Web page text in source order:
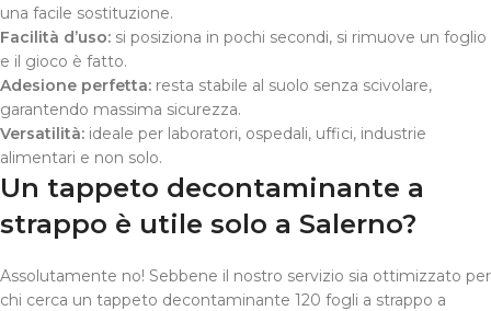
una facile sostituzione.
Facilità d’uso: si posiziona in pochi secondi, si rimuove un foglio
e il gioco è fatto.
Adesione perfetta: resta stabile al suolo senza scivolare,
garantendo massima sicurezza.
Versatilità: ideale per laboratori, ospedali, uffici, industrie
alimentari e non solo.
Un tappeto decontaminante a
strappo è utile solo a Salerno?
Assolutamente no! Sebbene il nostro servizio sia ottimizzato per
chi cerca un tappeto decontaminante 120 fogli a strappo a